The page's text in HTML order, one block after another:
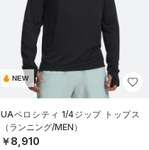
NEW
UAベロシティ 1/4ジップ トップス
（ランニング/MEN）
￥8,910